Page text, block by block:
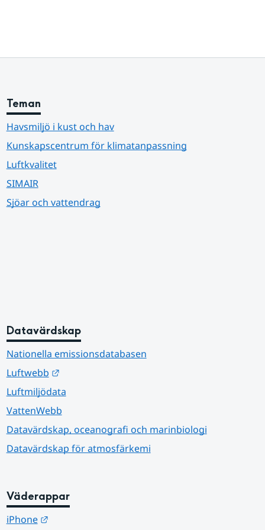
Teman
Havsmiljö i kust och hav
Kunskapscentrum för klimatanpassning
Luftkvalitet
SIMAIR
Sjöar och vattendrag
Datavärdskap
Nationella emissionsdatabasen
Luftwebb
Länk till annan webbplats.
Luftmiljödata
VattenWebb
Datavärdskap, oceanografi och marinbiologi
Datavärdskap för atmosfärkemi
Väderappar
iPhone Länk till annan webbplats.